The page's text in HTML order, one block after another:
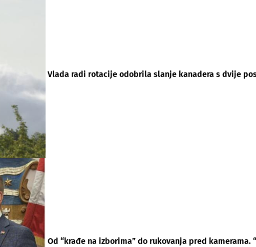
Vlada radi rotacije odobrila slanje kanadera s dvije
Od “krađe na izborima” do rukovanja pred kamerama.